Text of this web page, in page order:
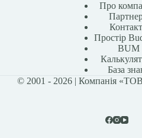
Про
Простір
BUM
База
© 2001 - 2026 | Компанія «ТОВ